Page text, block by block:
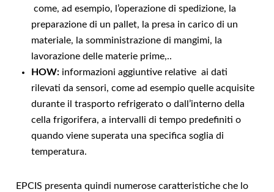
come, ad esempio, l’operazione di spedizione, la
preparazione di un pallet, la presa in carico di un
materiale, la somministrazione di mangimi, la
lavorazione delle materie prime,..
HOW: informazioni aggiuntive relative ai dati
rilevati da sensori, come ad esempio quelle acquisite
durante il trasporto refrigerato o dall’interno della
cella frigorifera, a intervalli di tempo predefiniti o
quando viene superata una specifica soglia di
temperatura.
EPCIS presenta quindi numerose caratteristiche che lo